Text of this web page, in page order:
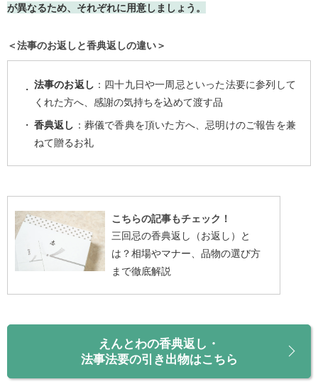
が異なるため、それぞれに用意しましょう。
＜法事のお返しと香典返しの違い＞
法事のお返し ：四十九日や一周忌といった法要に参列して
くれた方へ、感謝の気持ちを込めて渡す品
香典返し ：葬儀で香典を頂いた方へ、忌明けのご報告を兼
ねて贈るお礼
こちらの記事もチェック！
三回忌の香典返し（お返し）と
は？相場やマナー、品物の選び方
まで徹底解説
えんとわの香典返し・
法事法要の引き出物はこちら